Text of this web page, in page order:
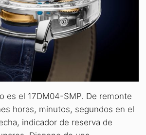
es el 17DM04-SMP. De remonte
horas, minutos, segundos en el
indicador de reserva de